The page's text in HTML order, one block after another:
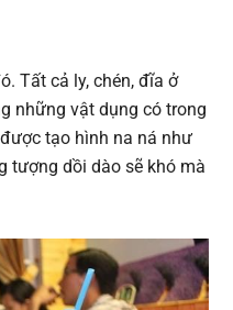
Tất cả ly, chén, đĩa ở
những vật dụng có trong
tạo hình na ná như
tượng dồi dào sẽ khó mà